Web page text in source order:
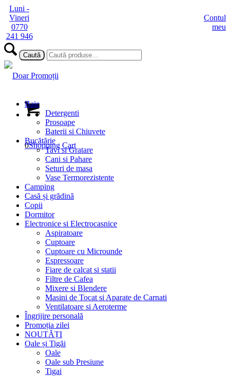
Luni -
Vineri
0770
241 946
Contul
meu
0Shopping Cart
Baie
Detergenti
Prosoape
Baterii si Chiuvete
Bucătărie
Tavi si Gratare
Cani si Pahare
Seturi de masa
Vase Termorezistente
Camping
Casă și grădină
Copii
Dormitor
Electronice si Electrocasnice
Aspiratoare
Cuptoare
Cuptoare cu Microunde
Espressoare
Fiare de calcat si statii
Filtre de Cafea
Mixere si Blendere
Masini de Tocat si Aparate de Carnati
Ventilatoare si Aeroterme
Îngrijire personală
Promoția zilei
NOUTĂȚI
Oale și Tigăi
Oale
Oale sub Presiune
Tigai